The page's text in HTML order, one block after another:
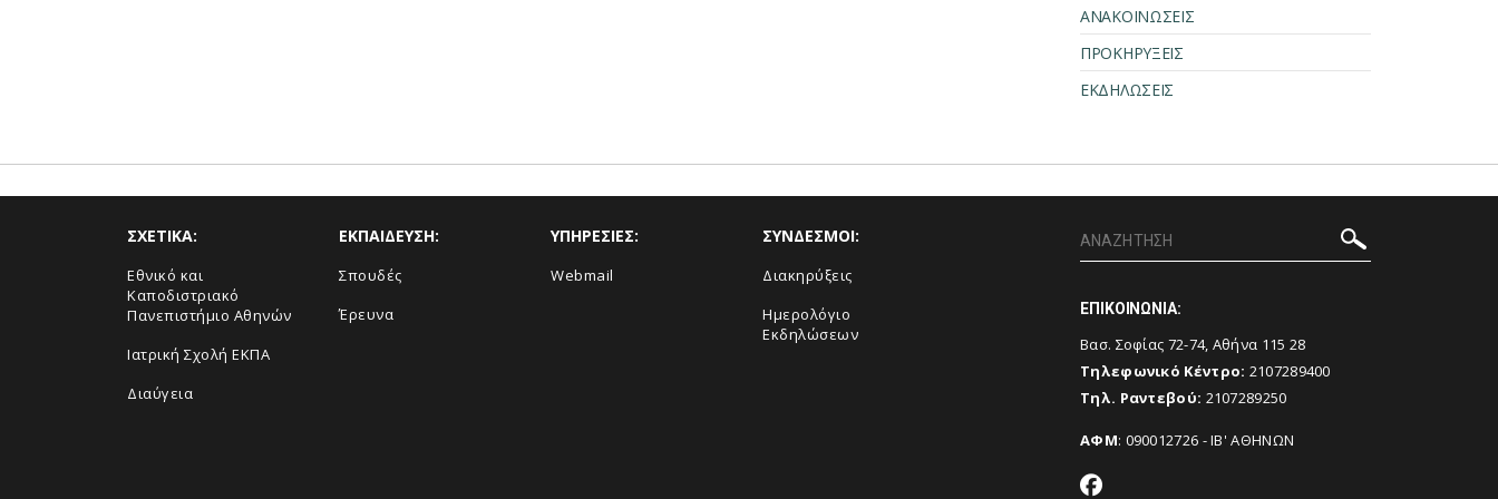
ΑΝΑΚΟΙΝΩΣΕΙΣ
ΠΡΟΚΗΡΥΞΕΙΣ
ΕΚΔΗΛΩΣΕΙΣ
ΣΧΕΤΙΚΑ:
Εθνικό και
Καποδιστριακό
Πανεπιστήμιο Αθηνών
Ιατρική Σχολή ΕΚΠΑ
Διαύγεια
ΕΚΠΑΙΔΕΥΣΗ:
Σπουδές
Έρευνα
ΥΠΗΡΕΣΙΕΣ:
Webmail
ΣΥΝΔΕΣΜΟΙ:
Διακηρύξεις
Ημερολόγιο
Εκδηλώσεων
ΕΠΙΚΟΙΝΩΝΙΑ:
Βασ. Σοφίας 72-74, Αθήνα 115 28
Τηλεφωνικό Κέντρο: 2107289400
Τηλ. Ραντεβού: 2107289250
ΑΦΜ: 090012726 - ΙΒ' ΑΘΗΝΩΝ